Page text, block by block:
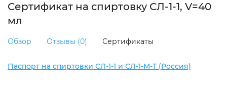
Сертификат на спиртовку СЛ-1-1, V=40
мл
Обзор Отзывы (0) Сертификаты
Паспорт на спиртовки СЛ-1-1 и СЛ-1-М-Т (Россия)